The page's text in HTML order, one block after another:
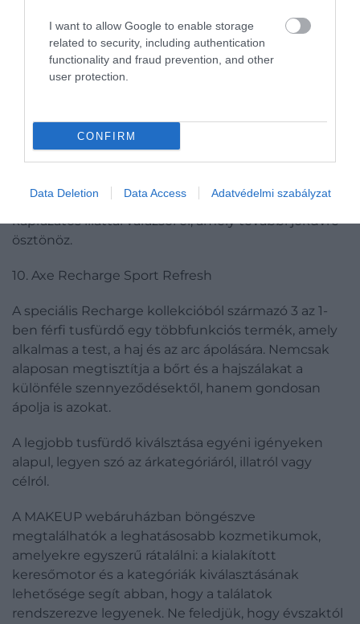
I want to allow Google to enable storage
related to security, including authentication
functionality and fraud prevention, and other
user protection.
CONFIRM
Data Deletion Data Access Adatvédelmi szabályzat
Enyhe tisztító szereken alapuló tusfürdő, amely a
hatékony, de nem agresszív a bőrtisztításra
szakosodott. Nyugtató hatású aloét és frissítő zöld
tea kivonatot tartalmaz. Ideális mindennapi
9. Joanna Power Men Shower Gel
A legjobb tusfürdő 4 az 1-ben hatással az univerzális
szokatlan összetétel jellemzi, és azt ígéri, hogy egy
káprázatos illattal varázsol el, amely további jókdvre
ösztönöz.
10. Axe Recharge Sport Refresh
A speciális Recharge kollekcióból származó 3 az 1-
ben férfi tusfürdő egy többfunkciós termék, amely
alkalmas a test, a haj és az arc ápolására. Nemcsak
alaposan megtisztítja a bőrt és a hajszálakat a
különféle szennyeződésektől, hanem gondosan
ápolja is azokat.
A legjobb tusfürdő kiválsztása egyéni igényeken
alapul, legyen szó az árkategóriáról, illatról vagy
célról.
A MAKEUP webáruházban böngészve
megtalálhatók a leghatásosabb kozmetikumok,
amelyekre egyszerű rátalálni: a kialakított
keresőmotor és a kategóriák kiválasztásának
lehetősége segít abban, hogy a találatok
rendszerezve legyenek. Ne feledjük, hogy évszaktól